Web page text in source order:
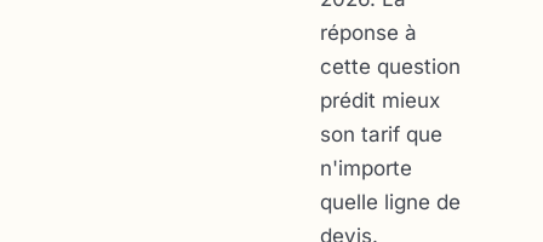
réponse à
cette question
prédit mieux
son tarif que
n'importe
quelle ligne de
devis.